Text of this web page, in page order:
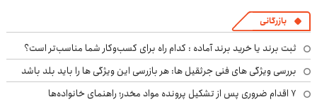
بازرگانی
ثبت برند یا خرید برند آماده : کدام راه برای کسب‌وکار شما مناسب‌تر است؟
بررسی ویژگی های فنی جرثقیل ها: هر بازرسی این ویژگی ها را باید بلد باشد
۷ اقدام ضروری پس از تشکیل پرونده مواد مخدر؛ راهنمای خانواده‌ها